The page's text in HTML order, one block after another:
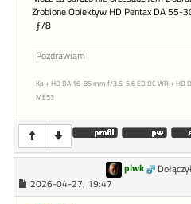
Zrobione Obiektyw HD Pentax DA 55-
-ƒ/8
Pozdrawiam
Kp + HD DA 16-85 mm f/3.5-5.6 ED DC WR + HD
ME53
plwk
2026-04-27, 19:47